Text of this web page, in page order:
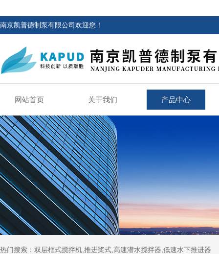
南京凯普德制泵有限公司欢迎您！
网站首页 关于我们 产品中心
热门搜索：双层框式搅拌机,推进桨式,高速潜水搅拌器,低速水下推进器